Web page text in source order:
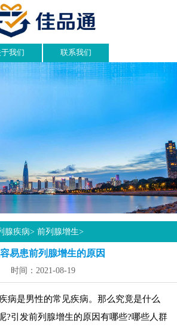
于我们 联系我们
腺疾病>前列腺增生>
易患前列腺增生的原因
时间：2021-08-19
病是男性的常见疾病。那么究竟是什么
?引发前列腺增生的原因有哪些?哪些人群